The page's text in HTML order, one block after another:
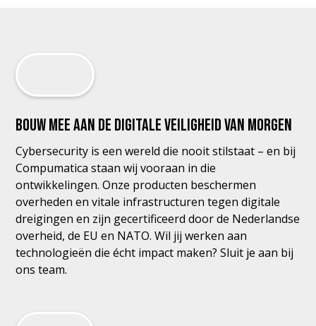
Bouw mee aan de digitale veiligheid van morgen
Cybersecurity is een wereld die nooit stilstaat – en bij
Compumatica staan wij vooraan in die
ontwikkelingen. Onze producten beschermen
overheden en vitale infrastructuren tegen digitale
dreigingen en zijn gecertificeerd door de Nederlandse
overheid, de EU en NATO. Wil jij werken aan
technologieën die écht impact maken? Sluit je aan bij
ons team.